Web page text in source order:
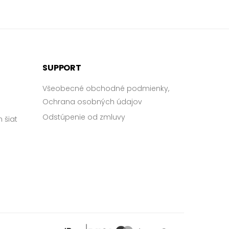
šiat
SUPPORT
Všeobecné obchodné podmienky,
Ochrana osobných údajov
Odstúpenie od zmluvy